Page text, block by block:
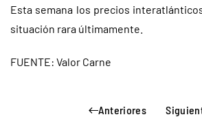
Esta semana los precios
situación rara últimamente.
FUENTE: Valor Carne
Anteriores